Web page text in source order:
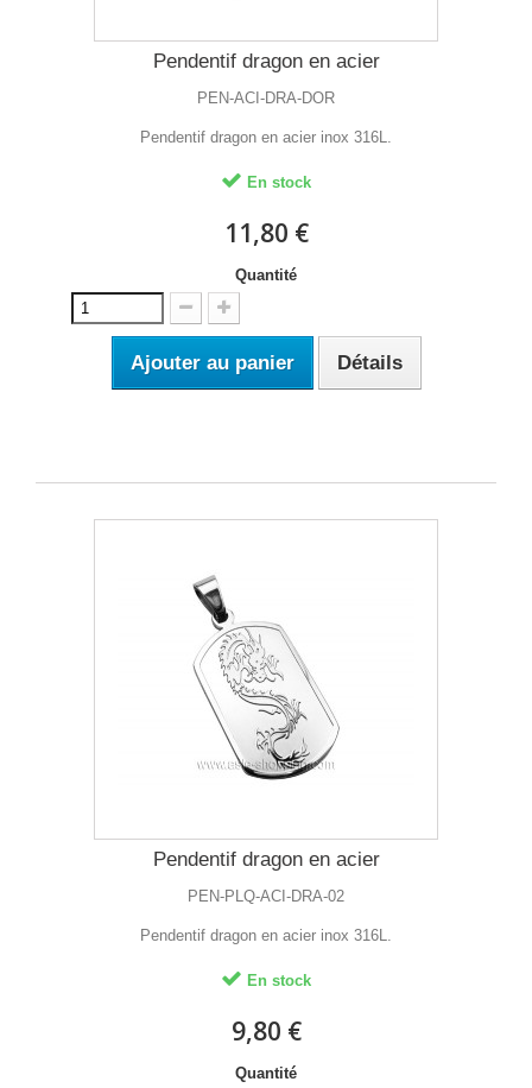
Pendentif dragon en acier
PEN-ACI-DRA-DOR
Pendentif dragon en acier inox 316L.
En stock
11,80 €
Quantité
Ajouter au panier Détails
Pendentif dragon en acier
PEN-PLQ-ACI-DRA-02
Pendentif dragon en acier inox 316L.
En stock
9,80 €
Quantité